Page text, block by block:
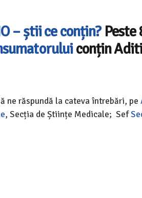
– știi ce conțin?Peste
conțin
ne răspundă la cateva întrebări, pe
, Secția de Științe Medicale; Sef